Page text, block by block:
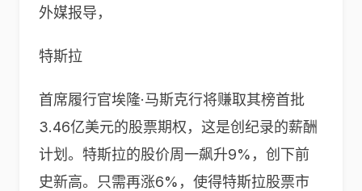
外媒报导，
特斯拉
首席履行官埃隆·马斯克行将赚取其榜首批
3.46亿美元的股票期权，这是创纪录的薪酬
计划。特斯拉的股价周一飙升9%，创下前
史新高。只需再涨6%，使得特斯拉股票市